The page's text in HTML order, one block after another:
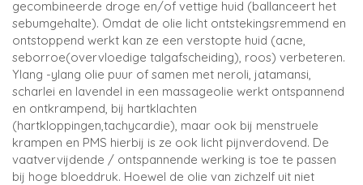
gecombineerde droge en/of vettige huid (ballanceert het
sebumgehalte). Omdat de olie licht ontstekingsremmend en
ontstoppend werkt kan ze een verstopte huid (acne,
seborroe(overvloedige talgafscheiding), roos) verbeteren.
Ylang -ylang olie puur of samen met neroli, jatamansi,
scharlei en lavendel in een massageolie werkt ontspannend
en ontkrampend, bij hartklachten
(hartkloppingen,tachycardie), maar ook bij menstruele
krampen en PMS hierbij is ze ook licht pijnverdovend. De
vaatvervijdende / ontspannende werking is toe te passen
bij hoge bloeddruk. Hoewel de olie van zichzelf uit niet